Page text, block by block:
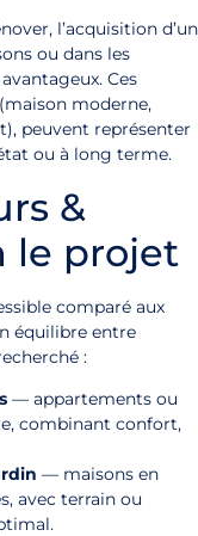
l’acquisition d’un
ou dans les
Ces
moderne,
peuvent représenter
ou à long terme.
&
le projet
comparé aux
équilibre entre
:
— appartements ou
combinant confort,
— maisons en
avec terrain ou